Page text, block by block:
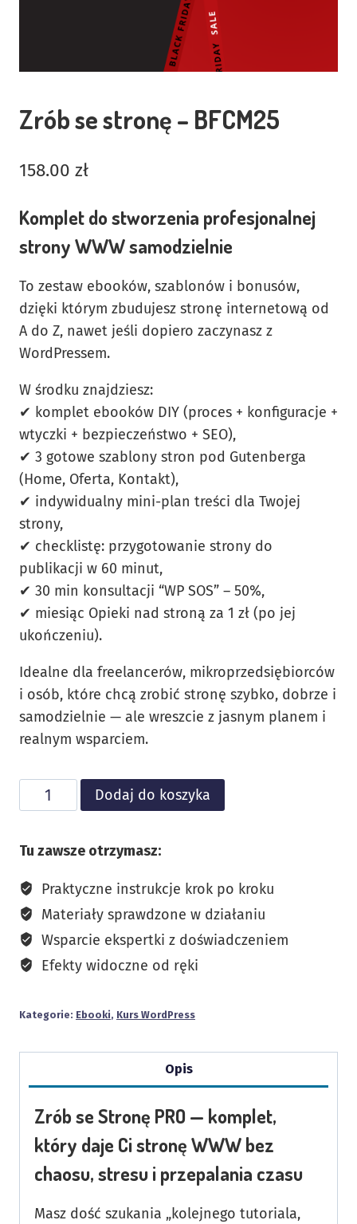
Zrób se stronę – BFCM25
158.00 zł
Komplet do stworzenia profesjonalnej
strony WWW samodzielnie
To zestaw ebooków, szablonów i bonusów,
dzięki którym zbudujesz stronę internetową od
A do Z, nawet jeśli dopiero zaczynasz z
WordPressem.
W środku znajdziesz:
✔ komplet ebooków DIY (proces + konfiguracje +
wtyczki + bezpieczeństwo + SEO),
✔ 3 gotowe szablony stron pod Gutenberga
(Home, Oferta, Kontakt),
✔ indywidualny mini-plan treści dla Twojej
strony,
✔ checklistę: przygotowanie strony do
publikacji w 60 minut,
✔ 30 min konsultacji “WP SOS” – 50%,
✔ miesiąc Opieki nad stroną za 1 zł (po jej
ukończeniu).
Idealne dla freelancerów, mikroprzedsiębiorców
i osób, które chcą zrobić stronę szybko, dobrze i
samodzielnie — ale wreszcie z jasnym planem i
realnym wsparciem.
ilość
Zrób
stronę
-
BFCM25
Dodaj do koszyka
Tu zawsze otrzymasz:
Praktyczne instrukcje krok po kroku
Materiały sprawdzone w działaniu
Wsparcie ekspertki z doświadczeniem
Efekty widoczne od ręki
Kategorie: Ebooki, Kurs WordPress
Opis
Zrób se Stronę PRO — komplet,
który daje Ci stronę WWW bez
chaosu, stresu i przepalania czasu
Masz dość szukania „kolejnego tutoriala,